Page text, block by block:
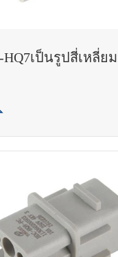
HQ7เป็นรูปสี่เหลี่ย